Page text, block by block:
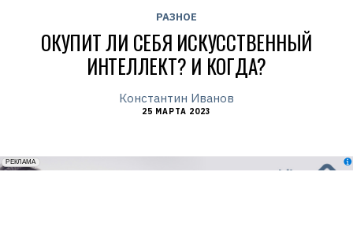
РАЗНОЕ
ОКУПИТ ЛИ СЕБЯ ИСКУССТВЕННЫЙ
ИНТЕЛЛЕКТ? И КОГДА?
Константин Иванов
25 МАРТА 2023
erid: 2VfnxxmNzs5
РЕКЛАМА